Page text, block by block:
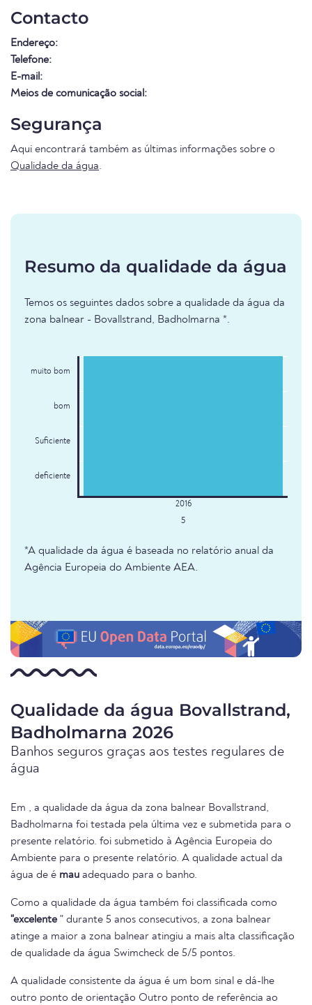
Contacto
Endereço:
Telefone:
E-mail:
Meios de comunicação social:
Segurança
Aqui encontrará também as últimas informações sobre o
Qualidade da água.
Resumo da qualidade da água
Temos os seguintes dados sobre a qualidade da água da
zona balnear - Bovallstrand, Badholmarna *.
muito bom
bom
Suficiente
deficiente
5
*A qualidade da água é baseada no relatório anual da
Agência Europeia do Ambiente AEA.
Qualidade da água Bovallstrand,
Badholmarna 2026
Banhos seguros graças aos testes regulares de
água
Em , a qualidade da água da zona balnear Bovallstrand,
Badholmarna foi testada pela última vez e submetida para o
presente relatório. foi submetido à Agência Europeia do
Ambiente para o presente relatório. A qualidade actual da
água de é mau adequado para o banho.
Como a qualidade da água também foi classificada como
"excelente " durante 5 anos consecutivos, a zona balnear
atinge a maior a zona balnear atingiu a mais alta classificação
de qualidade da água Swimcheck de 5/5 pontos.
A qualidade consistente da água é um bom sinal e dá-lhe
outro ponto de orientação Outro ponto de referência ao